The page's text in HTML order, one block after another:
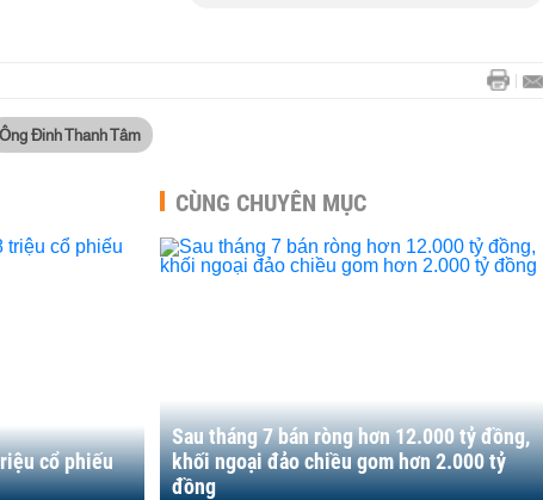
Ông Đinh Thanh Tâm
cổ phiếu
CÙNG CHUYÊN MỤC
Sau tháng 7 bán ròng hơn 12.000 tỷ đồng,
khối ngoại đảo chiều gom hơn 2.000 tỷ
đồng